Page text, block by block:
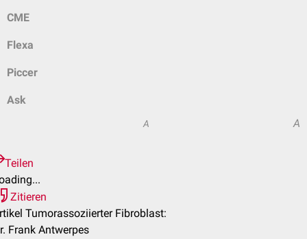
CME
Flexa
Piccer
Ask
A A
Teilen
Zitieren
Tumorassoziierter Fibroblast:
Frank Antwerpes